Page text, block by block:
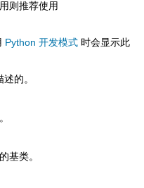
则推荐使用
Python 开发模式 时会显示此
的。
基类。